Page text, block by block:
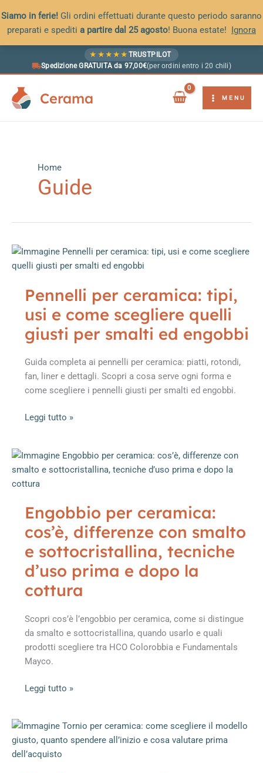
Siamo in ferie! Gli ordini effettuati durante questo periodo saranno
preparati e spediti a partire dal 25 agosto! Buona estate! Ignora
★ ★ ★ ★ ★ TRUSTPILOT
Spedizione GRATUITA da 97,00€(per ordini entro i 20 chili)
Cerama MENU
Home
Guide
Pennelli per ceramica: tipi,
usi e come scegliere quelli
giusti per smalti ed engobbi
Guida completa ai pennelli per ceramica: piatti, rotondi,
fan, liner e dettagli. Scopri a cosa serve ogni forma e
come scegliere i pennelli giusti per smalti ed engobbi.
Pennelli
tipi,
usi
e
scegliere
quelli
per
smalti
ed
engobbi
Leggi tutto »
Engobbio per ceramica:
cos’è, differenze con smalto
e sottocristallina, tecniche
d’uso prima e dopo la
cottura
Scopri cos’è l’engobbio per ceramica, come si distingue
da smalto e sottocristallina, quando usarlo e quali
prodotti scegliere tra HCO Colorobbia e Fundamentals
Mayco.
Engobbio
cos’è,
differenze
con
Leggi tutto »